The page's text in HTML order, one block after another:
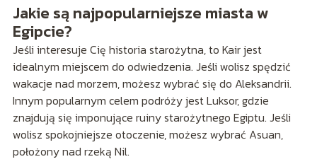
Jakie są najpopularniejsze miasta w
Egipcie?
Jeśli interesuje Cię historia starożytna, to Kair jest
idealnym miejscem do odwiedzenia. Jeśli wolisz spędzić
wakacje nad morzem, możesz wybrać się do Aleksandrii.
Innym popularnym celem podróży jest Luksor, gdzie
znajdują się imponujące ruiny starożytnego Egiptu. Jeśli
wolisz spokojniejsze otoczenie, możesz wybrać Asuan,
położony nad rzeką Nil.